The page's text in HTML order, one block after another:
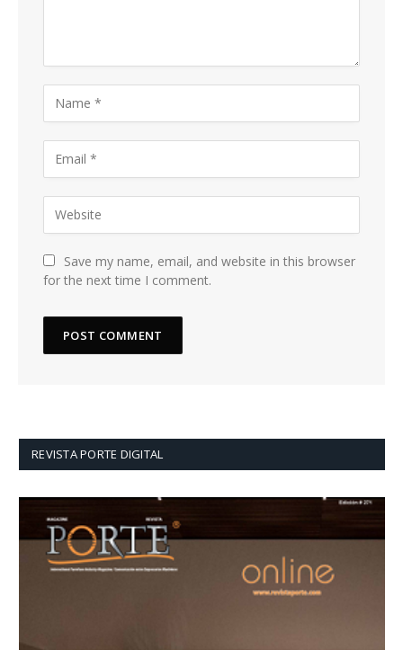
Save my name, email, and website in this browser
for the next time I comment.
REVISTA PORTE DIGITAL